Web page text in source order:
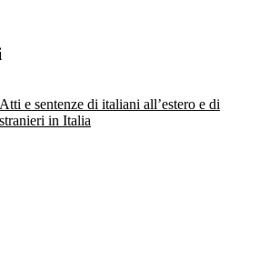
Atti e sentenze di italiani all’estero e di
stranieri in Italia